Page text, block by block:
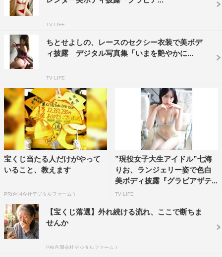
TV LIFE
ちとせよしの、レースのセクシー衣装で美ボデ
ィ披露 デジタル写真集「いまを艶やかに...
TV LIFE
宝くじ当たる人だけがやって
いること、教えます
PR(合同会社デジタルファーム )
”現役女子大生アイドル”七海
りお、ランジェリー姿で色白
美ボディ披露『グラビアザテ...
TV LIFE
【宝くじ落選】外れ続ける流れ、ここで断ちま
せんか
PR(合同会社デジタルファーム )